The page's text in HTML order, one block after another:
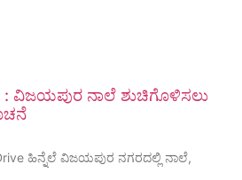
: ವಿಜಯಪುರ ನಾಲೆ ಶುಚಿಗೊಳಿಸಲು
ಹಿನ್ನೆಲೆ ವಿಜಯಪುರ ನಗರದಲ್ಲಿ ನಾಲೆ,